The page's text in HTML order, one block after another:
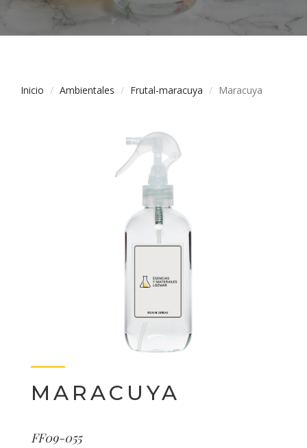
Inicio Ambientales Frutal-maracuya Maracuya
MARACUYA
FF09-055